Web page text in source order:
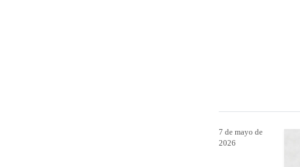
7 de mayo de
2026